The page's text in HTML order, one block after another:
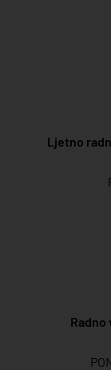
Ljetno
Radno